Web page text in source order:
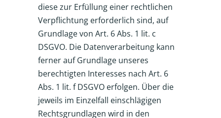
diese zur Erfüllung einer rechtlichen
Verpflichtung erforderlich sind, auf
Grundlage von Art. 6 Abs. 1 lit. c
DSGVO. Die Datenverarbeitung kann
ferner auf Grundlage unseres
berechtigten Interesses nach Art. 6
Abs. 1 lit. f DSGVO erfolgen. Über die
jeweils im Einzelfall einschlägigen
Rechtsgrundlagen wird in den